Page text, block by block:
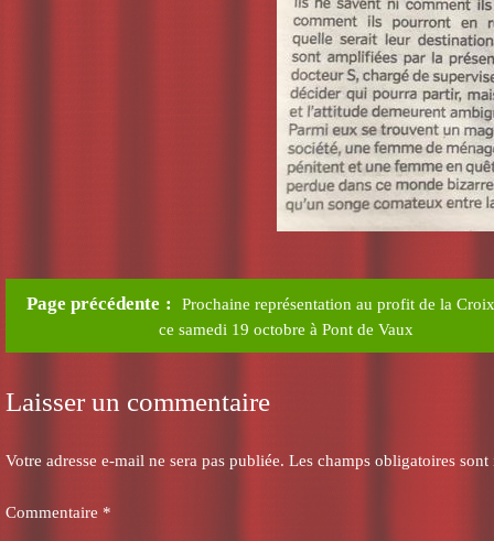
Page précédente
Prochaine représentation au profit de la
ce samedi 19 octobre à Pont de Vaux
Laisser un commentaire
Votre adresse e-mail ne sera pas publiée. Les champs obligatoires
Commentaire *